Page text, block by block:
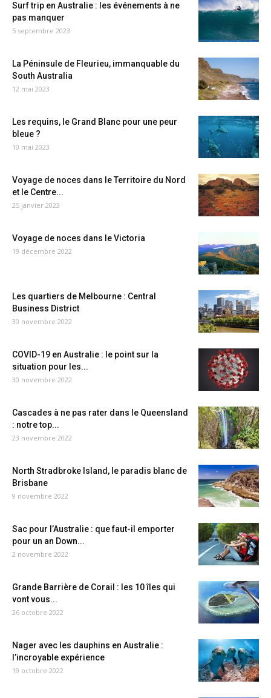
Surf trip en Australie : les événements à ne
pas manquer
5 septembre 2023
La Péninsule de Fleurieu, immanquable du
South Australia
12 mai 2023
Les requins, le Grand Blanc pour une peur
bleue ?
10 mai 2023
Voyage de noces dans le Territoire du Nord
et le Centre...
25 janvier 2023
Voyage de noces dans le Victoria
19 décembre 2022
Les quartiers de Melbourne : Central
Business District
30 novembre 2022
COVID-19 en Australie : le point sur la
situation pour les...
30 novembre 2022
Cascades à ne pas rater dans le Queensland
: notre top...
23 novembre 2022
North Stradbroke Island, le paradis blanc de
Brisbane
9 novembre 2022
Sac pour l’Australie : que faut-il emporter
pour un an Down...
2 novembre 2022
Grande Barrière de Corail : les 10 îles qui
vont vous...
26 octobre 2022
Nager avec les dauphins en Australie :
l’incroyable expérience
19 octobre 2022